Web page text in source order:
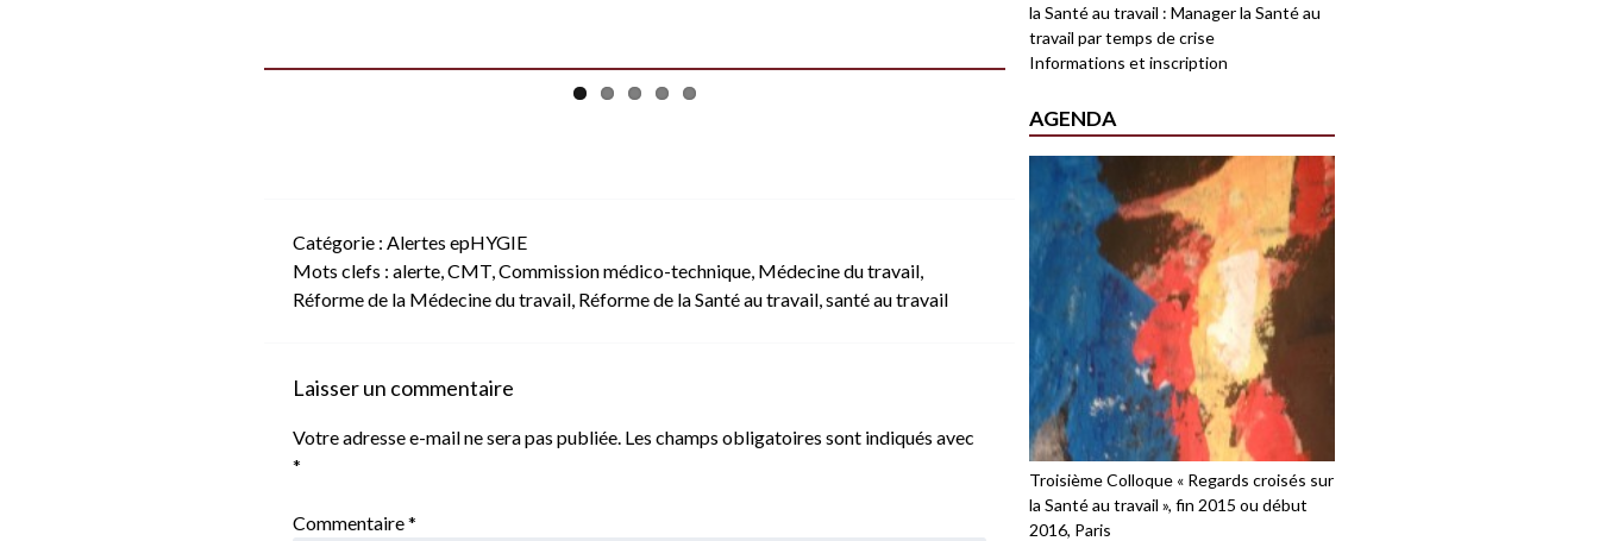
Catégorie : Alertes epHYGIE
Mots clefs : alerte,CMT,Commission médico-technique, Médecine du travail,
Réforme de la Médecine du travail, Réforme de la Santé au travail,santé au travail
Laisser un commentaire
Votre adresse e-mail ne sera pas publiée. Les champs obligatoires sont indiqués avec
*
Commentaire*
la Santé au travail : Manager la Santé au
travail par temps de crise
Informations et inscription
AGENDA
Troisième Colloque « Regards croisés sur
la Santé au travail », fin 2015 ou début
2016, Paris